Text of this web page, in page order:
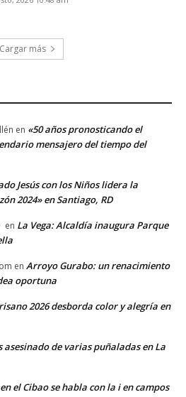
Cargar más
en «50 años pronosticando el
mensajero del tiempo del
Jesús con los Niños lidera la
2024» en Santiago, RD
en La Vega: Alcaldía inaugura Parque
en Arroyo Gurabo: un renacimiento
oportuna
2026 desborda color y alegría en
asesinado de varias puñaladas en La
el Cibao se habla con la i en campos